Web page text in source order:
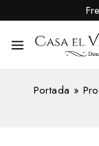
Portada »